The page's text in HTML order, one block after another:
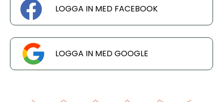
LOGGA IN MED FACEBOOK
LOGGA IN MED GOOGLE